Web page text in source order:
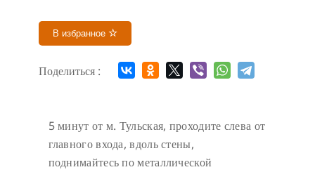
В избранное
Поделиться :
5 минут от м. Тульская, проходите слева от
главного входа, вдоль стены,
поднимайтесь по металлической